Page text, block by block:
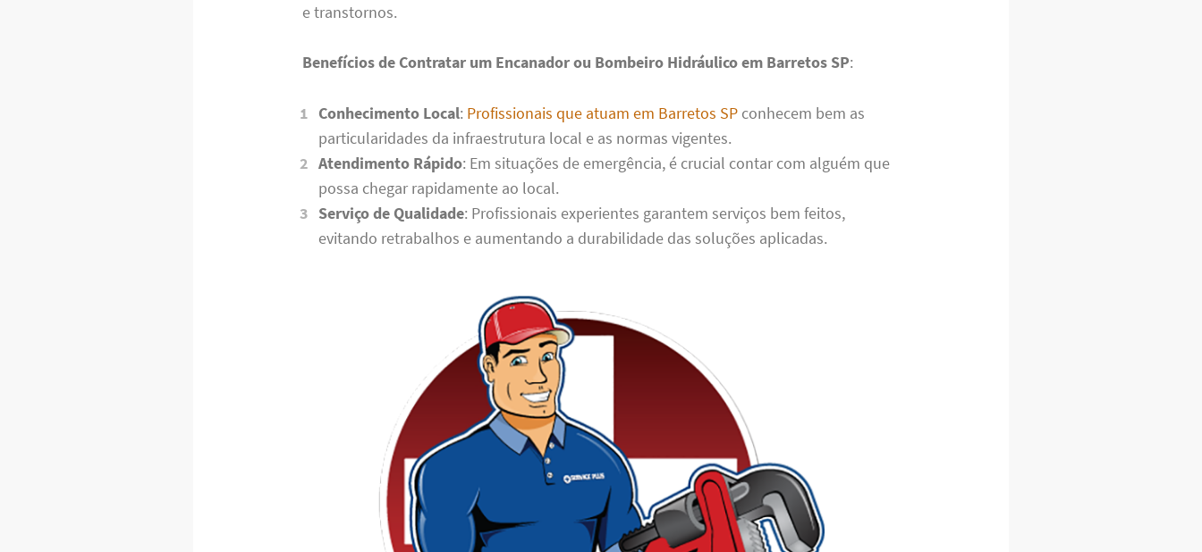
e transtornos.
Benefícios de Contratar um Encanador ou Bombeiro Hidráulico em Barretos SP:
Conhecimento Local: Profissionais que atuam em Barretos SPconhecem bem as
particularidades da infraestrutura local e as normas vigentes.
Atendimento Rápido: Em situações de emergência, é crucial contar com alguém que
possa chegar rapidamente ao local.
Serviço de Qualidade: Profissionais experientes garantem serviços bem feitos,
evitando retrabalhos e aumentando a durabilidade das soluções aplicadas.